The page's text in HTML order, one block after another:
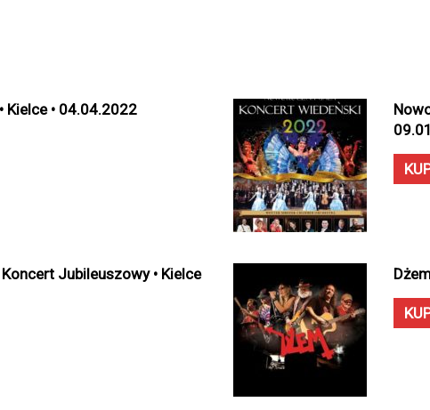
Kielce • 04.04.2022
Jubileuszowy • Kielce